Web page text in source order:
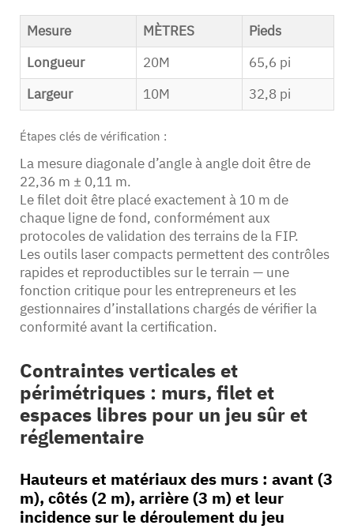
Mesure MÈTRES
Pieds
Longueur
20M
65,6 pi
Largeur
10M 32,8 pi
Étapes clés de vérification :
La mesure diagonale d’angle à angle doit être de
22,36 m ± 0,11 m.
Le filet doit être placé exactement à 10 m de
chaque ligne de fond, conformément aux
protocoles de validation des terrains de la FIP.
Les outils laser compacts permettent des contrôles
rapides et reproductibles sur le terrain — une
fonction critique pour les entrepreneurs et les
gestionnaires d’installations chargés de vérifier la
conformité avant la certification.
Contraintes verticales et
périmétriques : murs, filet et
espaces libres pour un jeu sûr et
réglementaire
Hauteurs et matériaux des murs : avant (3
m), côtés (2 m), arrière (3 m) et leur
incidence sur le déroulement du jeu